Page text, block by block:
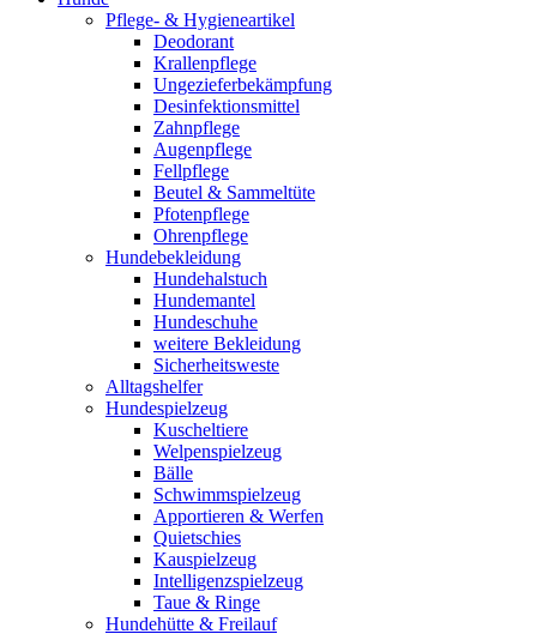
Pflege- & Hygieneartikel
Deodorant
Krallenpflege
Ungezieferbekämpfung
Desinfektionsmittel
Zahnpflege
Augenpflege
Fellpflege
Beutel & Sammeltüte
Pfotenpflege
Ohrenpflege
Hundebekleidung
Hundehalstuch
Hundemantel
Hundeschuhe
weitere Bekleidung
Sicherheitsweste
Alltagshelfer
Hundespielzeug
Kuscheltiere
Welpenspielzeug
Bälle
Schwimmspielzeug
Apportieren & Werfen
Quietschies
Kauspielzeug
Intelligenzspielzeug
Taue & Ringe
Hundehütte & Freilauf